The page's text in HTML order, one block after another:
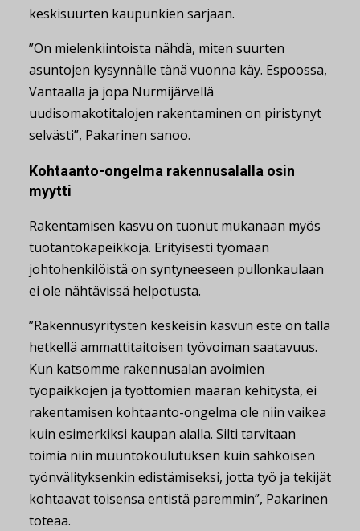
keskisuurten kaupunkien sarjaan.
”On mielenkiintoista nähdä, miten suurten
asuntojen kysynnälle tänä vuonna käy. Espoossa,
Vantaalla ja jopa Nurmijärvellä
uudisomakotitalojen rakentaminen on piristynyt
selvästi”, Pakarinen sanoo.
Kohtaanto-ongelma rakennusalalla osin
myytti
Rakentamisen kasvu on tuonut mukanaan myös
tuotantokapeikkoja. Erityisesti työmaan
johtohenkilöistä on syntyneeseen pullonkaulaan
ei ole nähtävissä helpotusta.
”Rakennusyritysten keskeisin kasvun este on tällä
hetkellä ammattitaitoisen työvoiman saatavuus.
Kun katsomme rakennusalan avoimien
työpaikkojen ja työttömien määrän kehitystä, ei
rakentamisen kohtaanto-ongelma ole niin vaikea
kuin esimerkiksi kaupan alalla. Silti tarvitaan
toimia niin muuntokoulutuksen kuin sähköisen
työnvälityksenkin edistämiseksi, jotta työ ja tekijät
kohtaavat toisensa entistä paremmin”, Pakarinen
toteaa.